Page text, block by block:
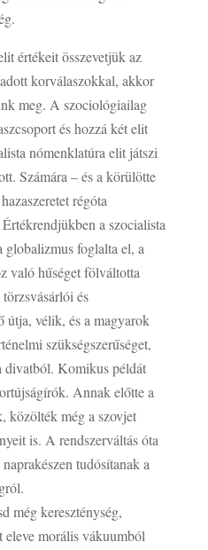
értékeit összevetjük az
korválaszokkal, akkor
meg. A szociológiailag
és hozzá két elit
nómenklatúra elit játszi
Számára – és a körülötte
régóta
a szocialista
globalizmus foglalta el, a
való hűséget fölváltotta
és
útja, vélik, és a magyarok
szükségszerűséget,
divatból. Komikus példát
Annak előtte a
közölték még a szovjet
is. A rendszerváltás óta
tudósítanak a
még kereszténység,
eleve morális vákuumból